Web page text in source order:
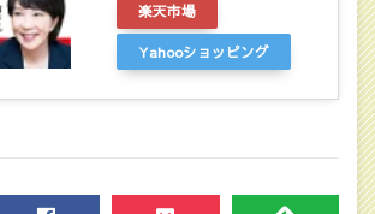
楽天市場
Yahooショッピング